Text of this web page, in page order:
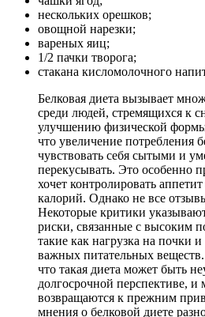
нескольких орешков;
овощной нарезки;
вареных яиц;
1/2 пачки творога;
стакана кисломолочного
Белковая диета вызывает
среди людей, стремящихся к
улучшению физической
что увеличение потребления
чувствовать себя сытыми и
перекусывать. Это особенно
хочет контролировать
калорий. Однако не все
Некоторые критики
риски, связанные с высоким
такие как нагрузка на почки
важных питательных
что такая диета может быть
долгосрочной перспективе, и
возвращаются к прежним
мнения о белковой диете